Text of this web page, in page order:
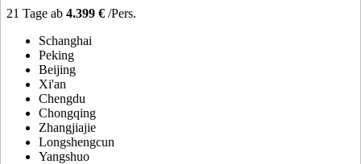
21 Tage ab 4.399 € /Pers.
Schanghai
Peking
Beijing
Xi'an
Chengdu
Chongqing
Zhangjiajie
Longshengcun
Yangshuo